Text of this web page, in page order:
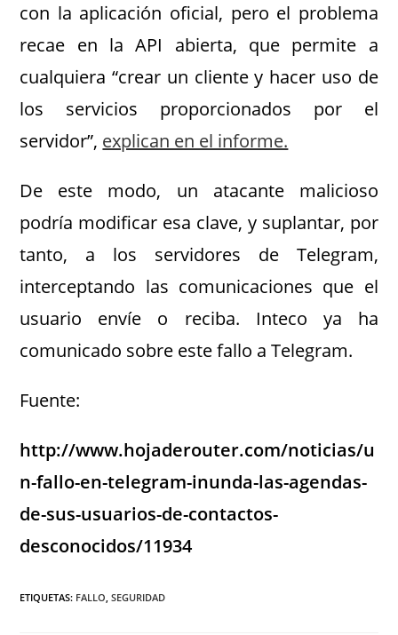
con la aplicación oficial, pero el problema
recae en la API abierta, que permite a
cualquiera “crear un cliente y hacer uso de
los servicios proporcionados por el
servidor”, explican en el informe.
De este modo, un atacante malicioso
podría modificar esa clave, y suplantar, por
tanto, a los servidores de Telegram,
interceptando las comunicaciones que el
usuario envíe o reciba. Inteco ya ha
comunicado sobre este fallo a Telegram.
Fuente:
http://www.hojaderouter.com/noticias/u
n-fallo-en-telegram-inunda-las-agendas-
de-sus-usuarios-de-contactos-
desconocidos/11934
ETIQUETAS: FALLO, SEGURIDAD